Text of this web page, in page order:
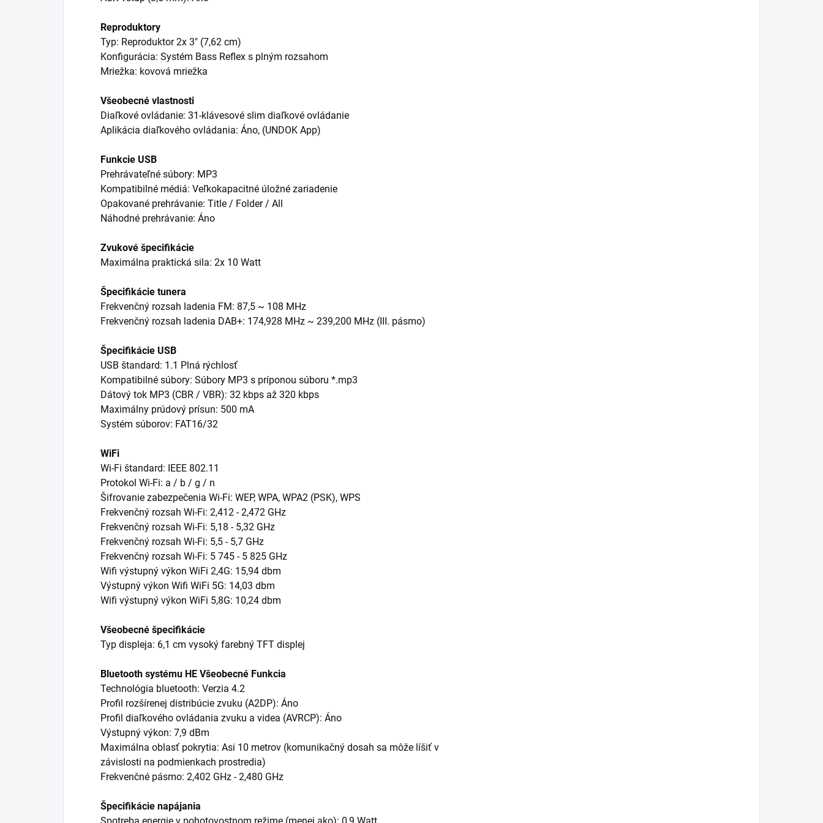
Reproduktory
Typ: Reproduktor 2x 3" (7,62 cm)
Konfigurácia: Systém Bass Reflex s plným rozsahom
Mriežka: kovová mriežka
Všeobecné vlastnosti
Diaľkové ovládanie: 31-klávesové slim diaľkové ovládanie
Aplikácia diaľkového ovládania: Áno, (UNDOK App)
Funkcie USB
Prehrávateľné súbory: MP3
Kompatibilné médiá: Veľkokapacitné úložné zariadenie
Opakované prehrávanie: Title / Folder / All
Náhodné prehrávanie: Áno
Zvukové špecifikácie
Maximálna praktická sila: 2x 10 Watt
Špecifikácie tunera
Frekvenčný rozsah ladenia FM: 87,5 ~ 108 MHz
Frekvenčný rozsah ladenia DAB+: 174,928 MHz ~ 239,200 MHz (III. pásmo)
Špecifikácie USB
USB štandard: 1.1 Plná rýchlosť
Kompatibilné súbory: Súbory MP3 s príponou súboru *.mp3
Dátový tok MP3 (CBR / VBR): 32 kbps až 320 kbps
Maximálny prúdový prísun: 500 mA
Systém súborov: FAT16/32
WiFi
Wi-Fi štandard: IEEE 802.11
Protokol Wi-Fi: a / b / g / n
Šifrovanie zabezpečenia Wi-Fi: WEP, WPA, WPA2 (PSK), WPS
Frekvenčný rozsah Wi-Fi: 2,412 - 2,472 GHz
Frekvenčný rozsah Wi-Fi: 5,18 - 5,32 GHz
Frekvenčný rozsah Wi-Fi: 5,5 - 5,7 GHz
Frekvenčný rozsah Wi-Fi: 5 745 - 5 825 GHz
Wifi výstupný výkon WiFi 2,4G: 15,94 dbm
Výstupný výkon Wifi WiFi 5G: 14,03 dbm
Wifi výstupný výkon WiFi 5,8G: 10,24 dbm
Všeobecné špecifikácie
Typ displeja: 6,1 cm vysoký farebný TFT displej
Bluetooth systému HE Všeobecné Funkcia
Technológia bluetooth: Verzia 4.2
Profil rozšírenej distribúcie zvuku (A2DP): Áno
Profil diaľkového ovládania zvuku a videa (AVRCP): Áno
Výstupný výkon: 7,9 dBm
Maximálna oblasť pokrytia: Asi 10 metrov (komunikačný dosah sa môže líšiť v
závislosti na podmienkach prostredia)
Frekvenčné pásmo: 2,402 GHz - 2,480 GHz
Špecifikácie napájania